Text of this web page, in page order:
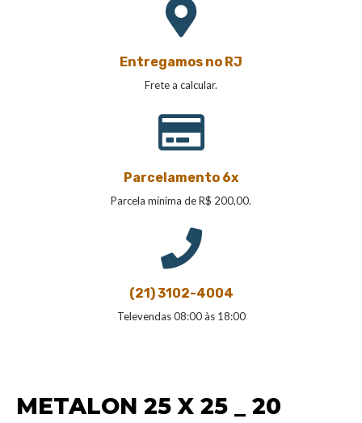
Entregamos no RJ
Frete a calcular.
Parcelamento 6x
Parcela mínima de R$ 200,00.
(21) 3102-4004
Televendas 08:00 às 18:00
METALON 25 X 25 _ 20